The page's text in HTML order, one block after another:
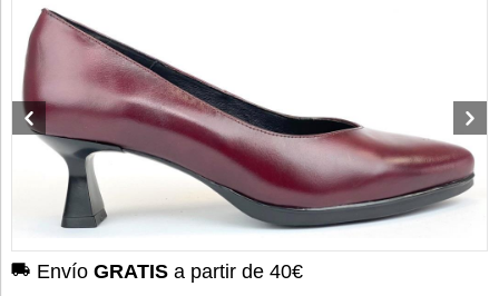
Envío GRATIS a partir de 40€